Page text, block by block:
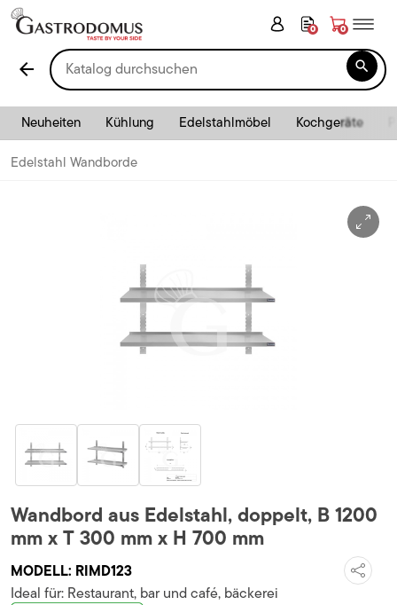
0 0
arrow_back 
Neuheiten Kühlung Edelstahlmöbel Kochgeräte
Edelstahl Wandborde
Wandbord aus Edelstahl, doppelt, B 1200
mm x T 300 mm x H 700 mm
MODELL: RIMD123
Ideal für: Restaurant, bar und café, bäckerei